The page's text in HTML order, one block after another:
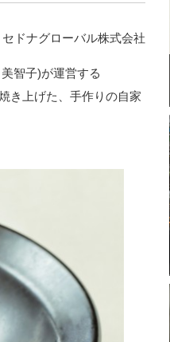
セドナグローバル株式会社
智子)が運営する
き上げた、手作りの自家